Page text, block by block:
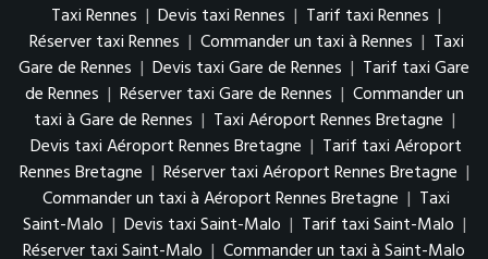
Taxi Rennes | Devis taxi Rennes | Tarif taxi Rennes |
Réserver taxi Rennes | Commander un taxi à Rennes | Taxi
Gare de Rennes | Devis taxi Gare de Rennes | Tarif taxi Gare
de Rennes | Réserver taxi Gare de Rennes | Commander un
taxi à Gare de Rennes | Taxi Aéroport Rennes Bretagne |
Devis taxi Aéroport Rennes Bretagne | Tarif taxi Aéroport
Rennes Bretagne | Réserver taxi Aéroport Rennes Bretagne |
Commander un taxi à Aéroport Rennes Bretagne | Taxi
Saint-Malo | Devis taxi Saint-Malo | Tarif taxi Saint-Malo |
Réserver taxi Saint-Malo | Commander un taxi à Saint-Malo